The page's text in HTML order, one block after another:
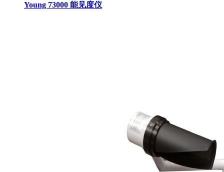
Young 73000 能见度仪